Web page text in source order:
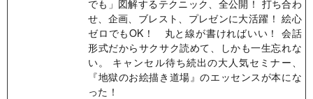
でも」図解するテクニック、全公開！ 打ち合わ
せ、企画、ブレスト、プレゼンに大活躍！ 絵心
ゼロでもOK！ 丸と線が書ければいい！ 会話
形式だからサクサク読めて、しかも一生忘れな
い。 キャンセル待ち続出の大人気セミナー、
『地獄のお絵描き道場』のエッセンスが本にな
った！